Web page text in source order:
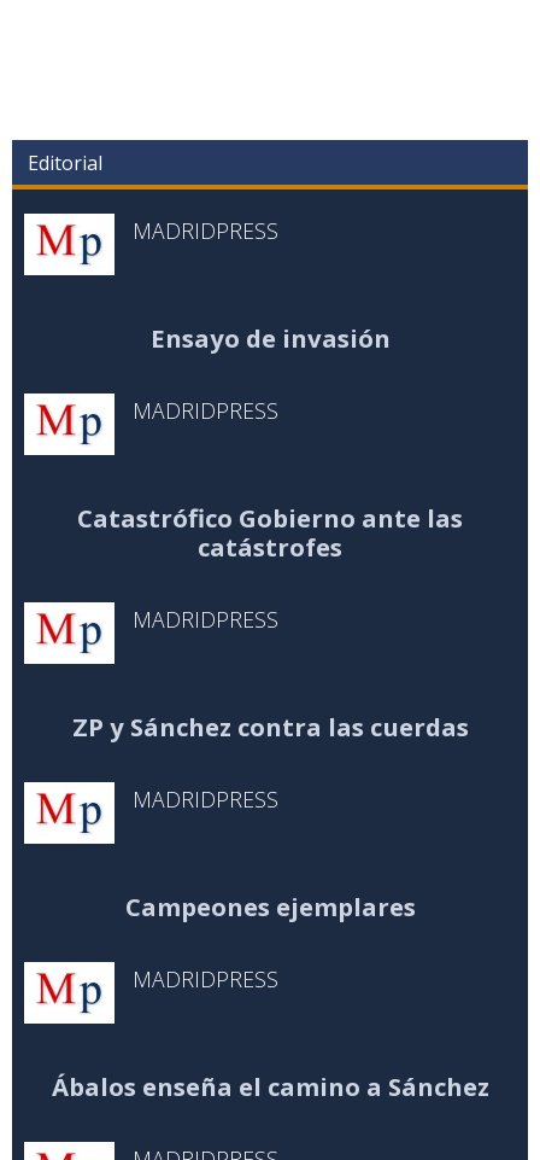
Editorial
MADRIDPRESS
Ensayo de invasión
MADRIDPRESS
Catastrófico Gobierno ante las
catástrofes
MADRIDPRESS
ZP y Sánchez contra las cuerdas
MADRIDPRESS
Campeones ejemplares
MADRIDPRESS
Ábalos enseña el camino a Sánchez